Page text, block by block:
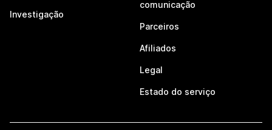
Investigação
comunicação
Parceiros
Afiliados
Legal
Estado do serviço